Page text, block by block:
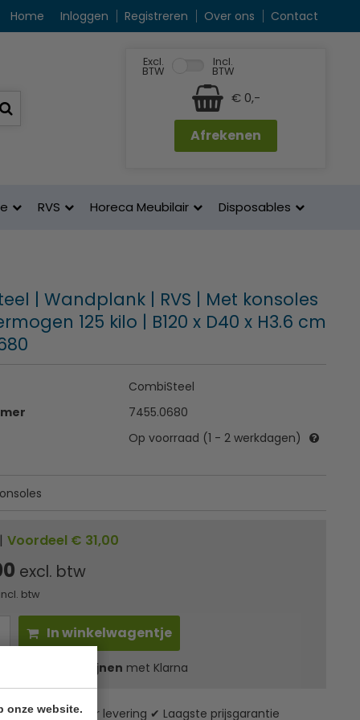
onze website.
Home Inloggen Registreren Over ons Contact
Excl.
BTW
Incl.
BTW
€ 0,-
Afrekenen
RVS Horeca Meubilair Disposables
| Wandplank | RVS | Met konsoles
125 kilo | B120 x D40 x H3.6 cm
CombiSteel
7455.0680
Op voorraad (1 - 2 werkdagen)
| Voordeel € 31,00
excl. btw
incl. btw
In winkelwagentje
in 3 termijnen met Klarna
✔ 24 uur levering ✔ Laagste prijsgarantie